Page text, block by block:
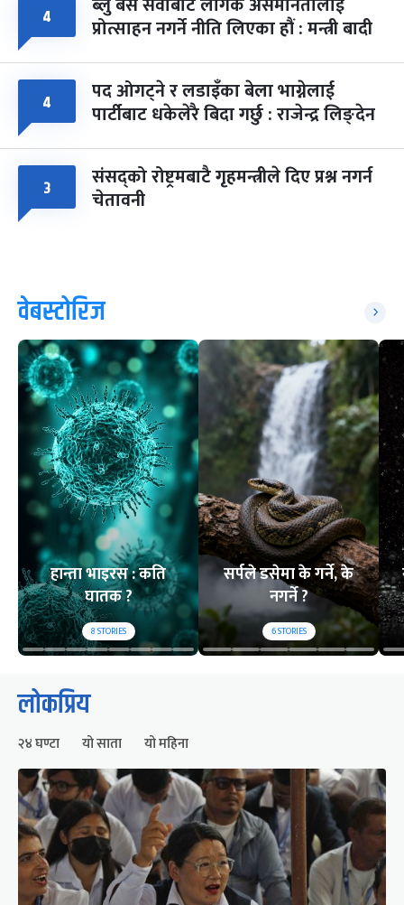
४ प्रोत्साहन नगर्ने नीति लिएका हौं : मन्त्री बादी
४ पद ओगट्ने र लडाइँका बेला भाग्नेलाई
पार्टीबाट धकेलेरै बिदा गर्छु : राजेन्द्र लिङ्देन
३ संसद्को रोष्ट्रमबाटै गृहमन्त्रीले दिए प्रश्न नगर्न
चेतावनी
वेबस्टोरिज
हान्ता भाइरस : कति
घातक ?
8STORIES
सर्पले डसेमा के गर्ने, के
नगर्ने ?
6STORIES
लोकप्रिय
२४ घण्टा यो साता यो महिना